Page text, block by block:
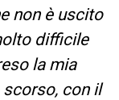
non è uscito
difficile
la mia
scorso, con il